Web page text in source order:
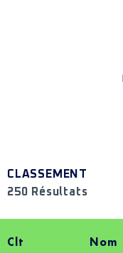
CLASSEMENT
250 Résultats
Clt Nom